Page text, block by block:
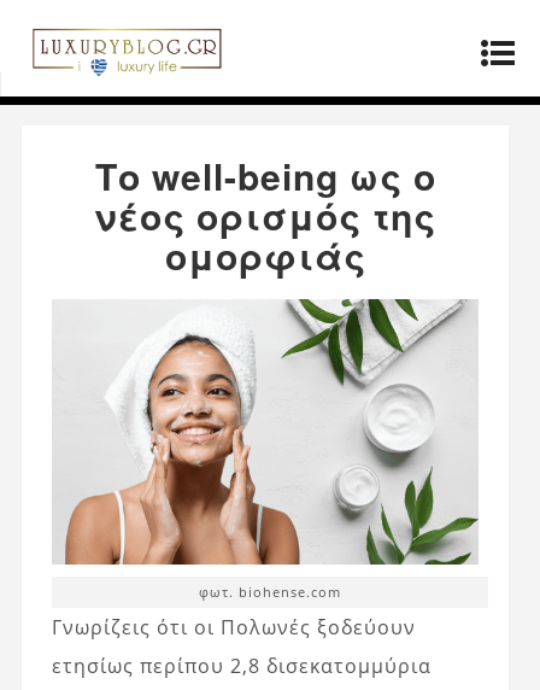
Αρχική σελίδα»ΤΡΟΠΟΣ ΖΩΗΣ
Το well-being
ως ο νέος ορισμός της ομορφιάς
Το well-being ως ο
νέος ορισμός της
ομορφιάς
φωτ. biohense.com
Γνωρίζεις ότι οι Πολωνές ξοδεύουν
ετησίως περίπου 2,8 δισεκατομμύρια